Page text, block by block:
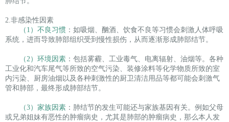
2.非感染性因素
（1）不良习惯 ：如吸烟、酗酒、饮食不良等习惯会刺激人体呼吸
系统，进而导致肺部组织受到慢性损伤，从而逐渐形成肺部结节。
（2）环境因素 ：包括雾霾、工业毒气、电离辐射、油烟等。各种
工业化和汽车尾气等所致的空气污染、装修涂料等化学物质所致的室
内污染、厨房油烟以及各种刺激性的厨卫清洁用品等都可能会刺激气
管和肺部，最终形成肺部结节。
（3）家族因素 ：肺结节的发生可能还与家族基因有关。例如父母
或兄弟姐妹有恶性的肿瘤病史，尤其是肺部的肿瘤病史，那么本人发